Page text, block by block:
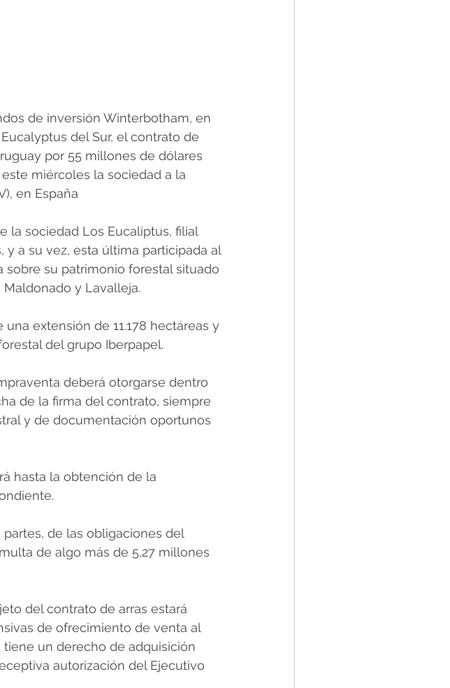
de inversión Winterbotham, en
del Sur, el contrato de
por 55 millones de dólares
miércoles la sociedad a la
en España
la sociedad Los Eucaliptus, filial
y a su vez, esta última participada al
sobre su patrimonio forestal situado
y Lavalleja.
extensión de 11.178 hectáreas y
del grupo Iberpapel.
deberá otorgarse dentro
de la firma del contrato, siempre
y de documentación oportunos
hasta la obtención de la
de las obligaciones del
de algo más de 5,27 millones
del contrato de arras estará
de ofrecimiento de venta al
un derecho de adquisición
autorización del Ejecutivo